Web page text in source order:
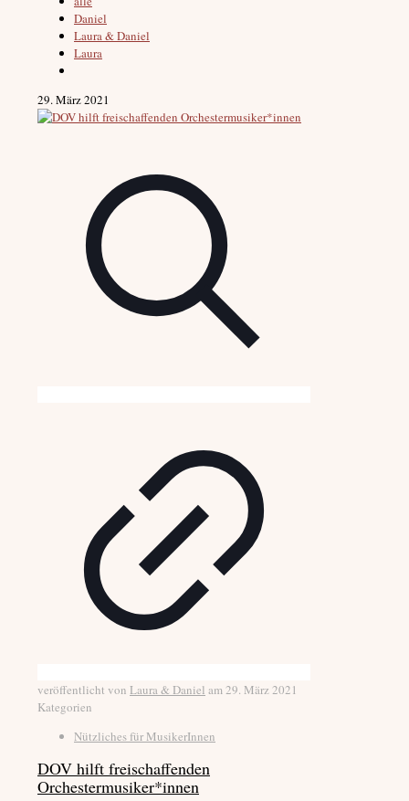
Daniel
Laura & Daniel
Laura
29. März 2021
veröffentlicht von Laura & Daniel am29. März 2021
Kategorien
Nützliches für MusikerInnen
DOV hilft freischaffenden
Orchestermusiker*innen